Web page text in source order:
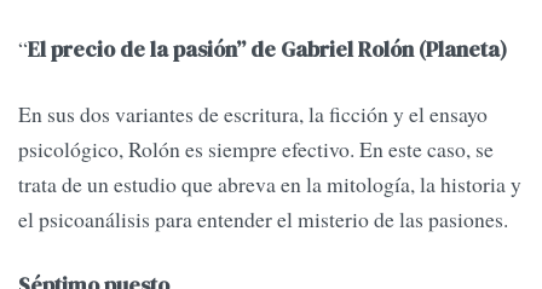
“El precio de la pasión” de Gabriel Rolón (Planeta)
En sus dos variantes de escritura, la ficción y el ensayo
psicológico, Rolón es siempre efectivo. En este caso, se
trata de un estudio que abreva en la mitología, la historia y
el psicoanálisis para entender el misterio de las pasiones.